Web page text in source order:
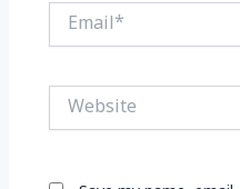
Email*
Website